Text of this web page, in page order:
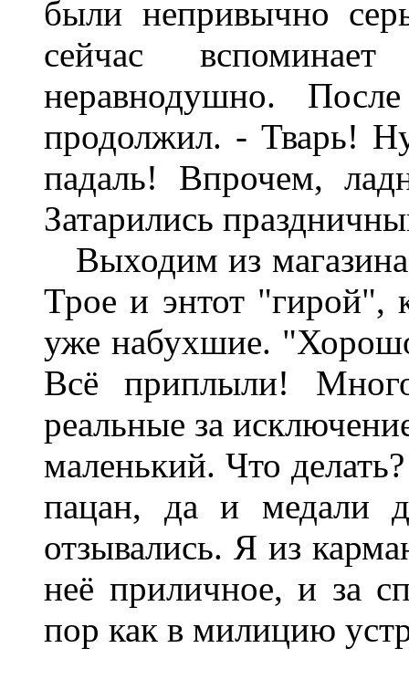
были непривычно
сейчас
неравнодушно.
продолжил. - Тварь!
падаль! Впрочем,
Затарились
Выходим из
Трое и энтот "гирой",
уже набухшие.
Всё приплыли!
реальные за
маленький. Что
пацан, да и медали
отзывались. Я из
неё приличное, и за
пор как в милицию